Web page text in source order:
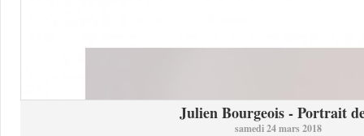
Julien Bourgeois - Portrait
samedi 24 mars 2018